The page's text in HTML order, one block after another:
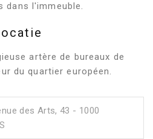
dans l'immeuble.
artère de bureaux de
du quartier européen.
des Arts, 43 - 1000